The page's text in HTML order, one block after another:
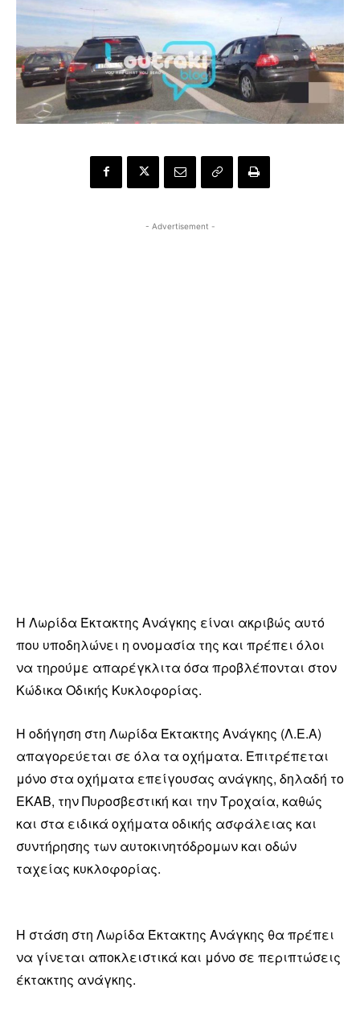
- Advertisement -
Η Λωρίδα Έκτακτης Ανάγκης είναι ακριβώς αυτό
που υποδηλώνει η ονομασία της και πρέπει όλοι
να τηρούμε απαρέγκλιτα όσα προβλέπονται στον
Κώδικα Οδικής Κυκλοφορίας.
Η οδήγηση στη Λωρίδα Έκτακτης Ανάγκης (Λ.Ε.Α)
απαγορεύεται σε όλα τα οχήματα. Επιτρέπεται
μόνο στα οχήματα επείγουσας ανάγκης, δηλαδή το
ΕΚΑΒ, την Πυροσβεστική και την Τροχαία, καθώς
και στα ειδικά οχήματα οδικής ασφάλειας και
συντήρησης των αυτοκινητόδρομων και οδών
ταχείας κυκλοφορίας.
Η στάση στη Λωρίδα Έκτακτης Ανάγκης θα πρέπει
να γίνεται αποκλειστικά και μόνο σε περιπτώσεις
έκτακτης ανάγκης.